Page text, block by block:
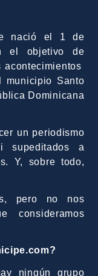
nació el 1 de
el objetivo de
municipio Santo
Dominicana
un periodismo
supeditados a
Y, sobre todo,
pero no nos
consideramos
ningún grupo